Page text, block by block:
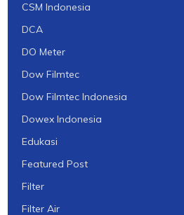
CSM Indonesia
DCA
DO Meter
Dow Filmtec
Dow Filmtec Indonesia
Dowex Indonesia
Edukasi
Featured Post
Filter
Filter Air